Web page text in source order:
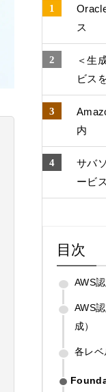
ス
＜生
ビス
内
サバ
ービ
目次
AWS
AWS
成）
各レ